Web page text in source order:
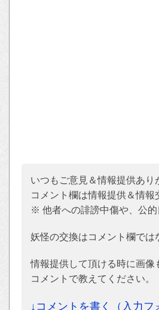
いつもご意見＆情報提供あり
コメント欄は情報提供＆情
※ 他者への誹謗中傷や、公
妖怪の交換はコメント欄では
情報提供して頂ける時に画像
コメントで教えてください。
↓コメントを書く（入力フ